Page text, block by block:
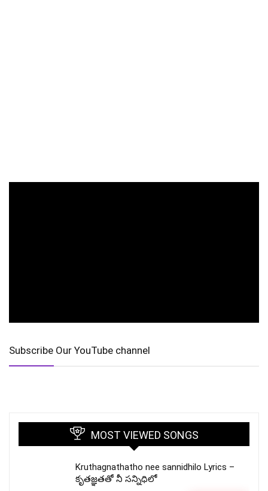
Subscribe Our YouTube channel
MOST VIEWED SONGS
Kruthagnathatho nee sannidhilo Lyrics –
కృతజ్ఞతతో నీ సన్నిధిలో